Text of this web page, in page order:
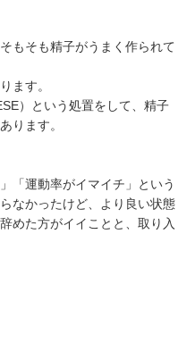
もそも精子がうまく作られて
ます。
）という処置をして、精子
ります。
「運動率がイマイチ」という
なかったけど、より良い状態
めた方がイイことと、取り入